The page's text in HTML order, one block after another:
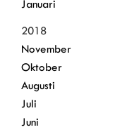
Januari
2018
November
Oktober
Augusti
Juli
Juni